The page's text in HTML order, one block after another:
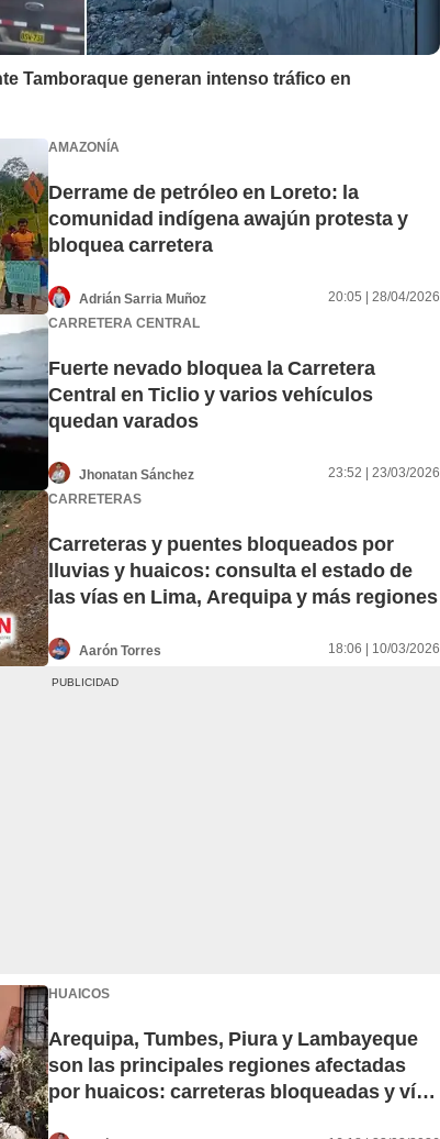
Tamboraque generan intenso tráfico en
AMAZONÍA
Derrame de petróleo en Loreto: la
comunidad indígena awajún protesta y
bloquea carretera
Adrián Sarria Muñoz
20:05 | 28/04/2026
CARRETERA CENTRAL
Fuerte nevado bloquea la Carretera
Central en Ticlio y varios vehículos
quedan varados
Jhonatan Sánchez
23:52 | 23/03/2026
CARRETERAS
Carreteras y puentes bloqueados por
lluvias y huaicos: consulta el estado de
las vías en Lima, Arequipa y más regiones
Aarón Torres 18:06 | 10/03/2026
HUAICOS
Arequipa, Tumbes, Piura y Lambayeque
son las principales regiones afectadas
por huaicos: carreteras bloqueadas y vías